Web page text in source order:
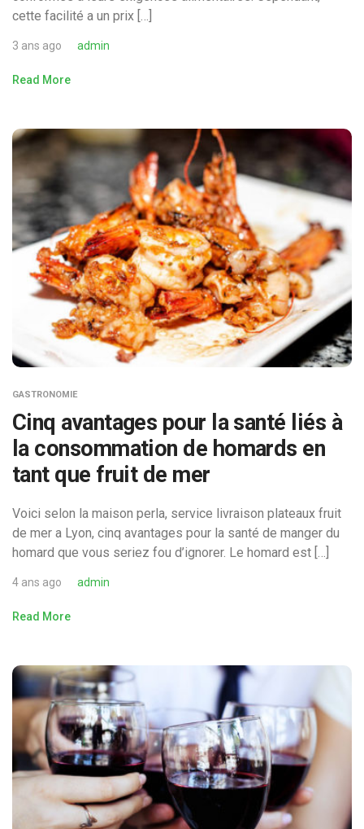
cette facilité a un prix […]
3 ans ago admin
Read More
GASTRONOMIE
Cinq avantages pour la santé liés à
la consommation de homards en
tant que fruit de mer
Voici selon la maison perla, service livraison plateaux fruit
de mer a Lyon, cinq avantages pour la santé de manger du
homard que vous seriez fou d’ignorer. Le homard est […]
4 ans ago admin
Read More